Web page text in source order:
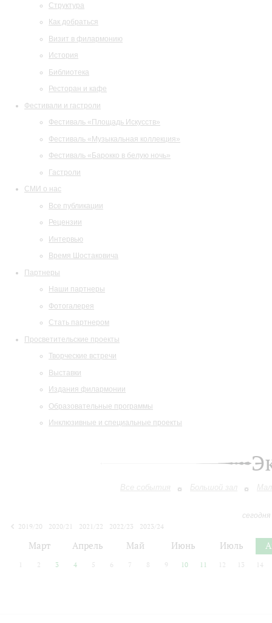
Структура
Как добраться
Визит в филармонию
История
Библиотека
Ресторан и кафе
Фестивали и гастроли
Фестиваль «Площадь Искусств»
Фестиваль «Музыкальная коллекция»
Фестиваль «Барокко в белую ночь»
Гастроли
СМИ о нас
Все публикации
Рецензии
Интервью
Время Шостаковича
Партнеры
Наши партнеры
Фотогалерея
Стать партнером
Просветительские проекты
Творческие встречи
Выставки
Издания филармонии
Образовательные программы
Инклюзивные и специальные проекты
Все события Большой зал
2019/20
2020/21 2021/22 2022/23
2023/24
Март Апрель Май Июнь Июль
2 3 4 5 6 7 8 9 10 11 12 13 14